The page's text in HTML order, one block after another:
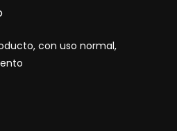
con uso normal,